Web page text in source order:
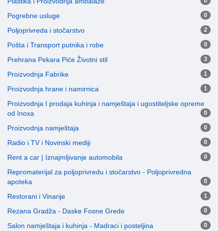
Pogrebne usluge 0
Poljoprivreda i stočarstvo 2
Pošta i Transport putnika i robe 0
Prehrana Pekara Piće Životni stil 3
Proizvodnja Fabrike 1
Proizvodnja hrane i namirnica 1
Proizvodnja I prodaja kuhinja i namještaja i ugostiteljske opreme
od Inoxa
0
Proizvodnja namještaja 0
Radio i TV i Novinski mediji 0
Rent a car | Iznajmljivanje automobila 0
Repromaterijal za poljoprivredu i stočarstvo - Poljoprivredna
apoteka
0
Restorani i Vinarije 1
Rezana Gradža - Daske Fosne Grede 0
Salon namještaja i kuhinja - Madraci i posteljina 0